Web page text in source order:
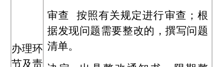
办理环
节及责
审查 按照有关规定进行审查；根
据发现问题需要整改的，撰写问题
清单。